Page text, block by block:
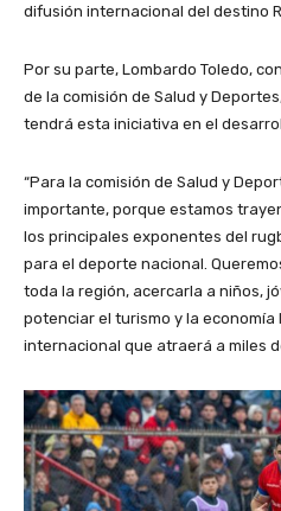
difusión internacional del destino
Por su parte, Lombardo Toledo,
de la comisión de Salud y
tendrá esta iniciativa en el
“Para la comisión de Salud y
importante, porque estamos
los principales exponentes del
para el deporte nacional.
toda la región, acercarla a niños,
potenciar el turismo y la economía
internacional que atraerá a miles